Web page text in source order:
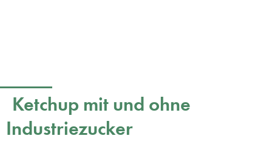
Ketchup mit und ohne
Industriezucker